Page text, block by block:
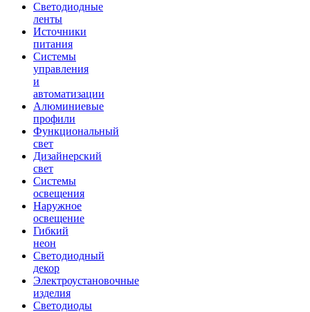
Светодиодные
ленты
Источники
питания
Системы
управления
и
автоматизации
Алюминиевые
профили
Функциональный
свет
Дизайнерский
свет
Системы
освещения
Наружное
освещение
Гибкий
неон
Светодиодный
декор
Электроустановочные
изделия
Светодиоды